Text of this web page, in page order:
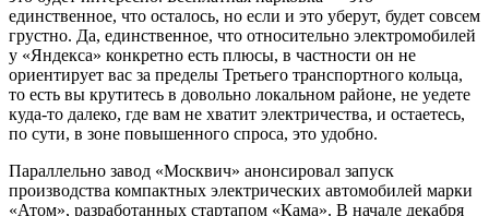
единственное, что осталось, но если и это уберут, будет совсем
грустно. Да, единственное, что относительно электромобилей
у «Яндекса» конкретно есть плюсы, в частности он не
ориентирует вас за пределы Третьего транспортного кольца,
то есть вы крутитесь в довольно локальном районе, не уедете
куда-то далеко, где вам не хватит электричества, и остаетесь,
по сути, в зоне повышенного спроса, это удобно.
Параллельно завод «Москвич» анонсировал запуск
производства компактных электрических автомобилей марки
«Атом», разработанных стартапом «Кама». В начале декабря